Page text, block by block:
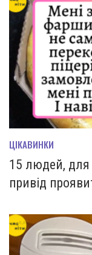
ЦІКАВИНКИ
15 людей,
привід